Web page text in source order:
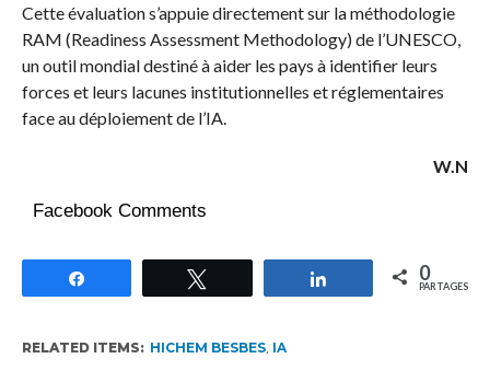
Cette évaluation s’appuie directement sur la méthodologie
RAM (Readiness Assessment Methodology) de l’UNESCO,
un outil mondial destiné à aider les pays à identifier leurs
forces et leurs lacunes institutionnelles et réglementaires
face au déploiement de l’IA.
W.N
Facebook Comments
Partagez 0
PARTAGES
RELATED ITEMS: HICHEM BESBES, IA